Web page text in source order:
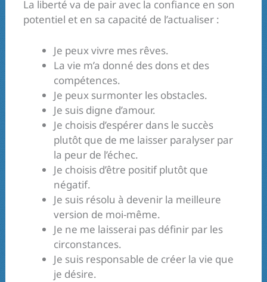
La liberté va de pair avec la confiance en son
potentiel et en sa capacité de l’actualiser :
Je peux vivre mes rêves.
La vie m’a donné des dons et des
compétences.
Je peux surmonter les obstacles.
Je suis digne d’amour.
Je choisis d’espérer dans le succès
plutôt que de me laisser paralyser par
la peur de l’échec.
Je choisis d’être positif plutôt que
négatif.
Je suis résolu à devenir la meilleure
version de moi-même.
Je ne me laisserai pas définir par les
circonstances.
Je suis responsable de créer la vie que
je désire.